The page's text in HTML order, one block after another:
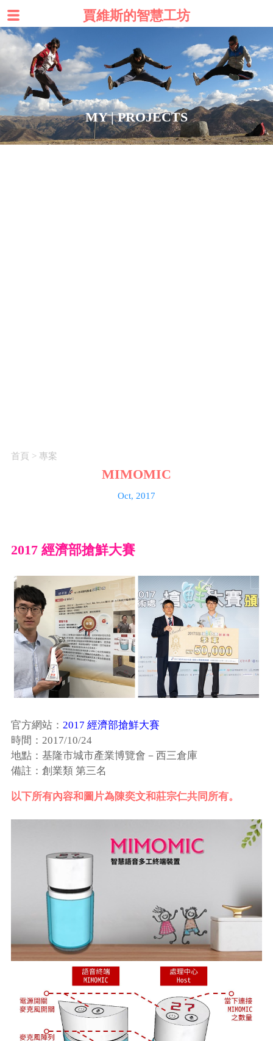
MY | PROJECTS
首頁 > 專案
MIMOMIC
Oct, 2017
2017 經濟部搶鮮大賽
官方網站： 2017 經濟部搶鮮大賽
時間：2017/10/24
地點：基隆市城市產業博覽會－西三倉庫
備註：創業類 第三名
以下所有內容和圖片為陳奕文和莊宗仁共同所有。
賈維斯的智慧工坊